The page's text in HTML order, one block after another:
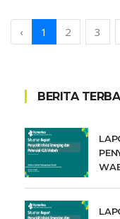
‹ 1 2 3
BERITA